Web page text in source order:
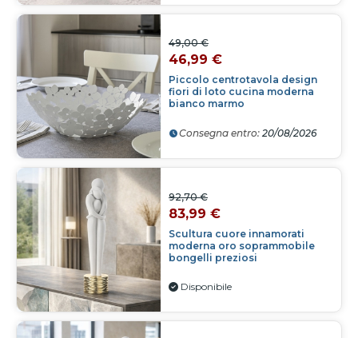
Piccolo centrotavola design
fiori di loto cucina moderna
bianco marmo
49,00 €
46,99 €
Consegna entro: 20/08/2026
Scultura cuore innamorati
moderna oro soprammobile
bongelli preziosi
92,70 €
83,99 €
Disponibile